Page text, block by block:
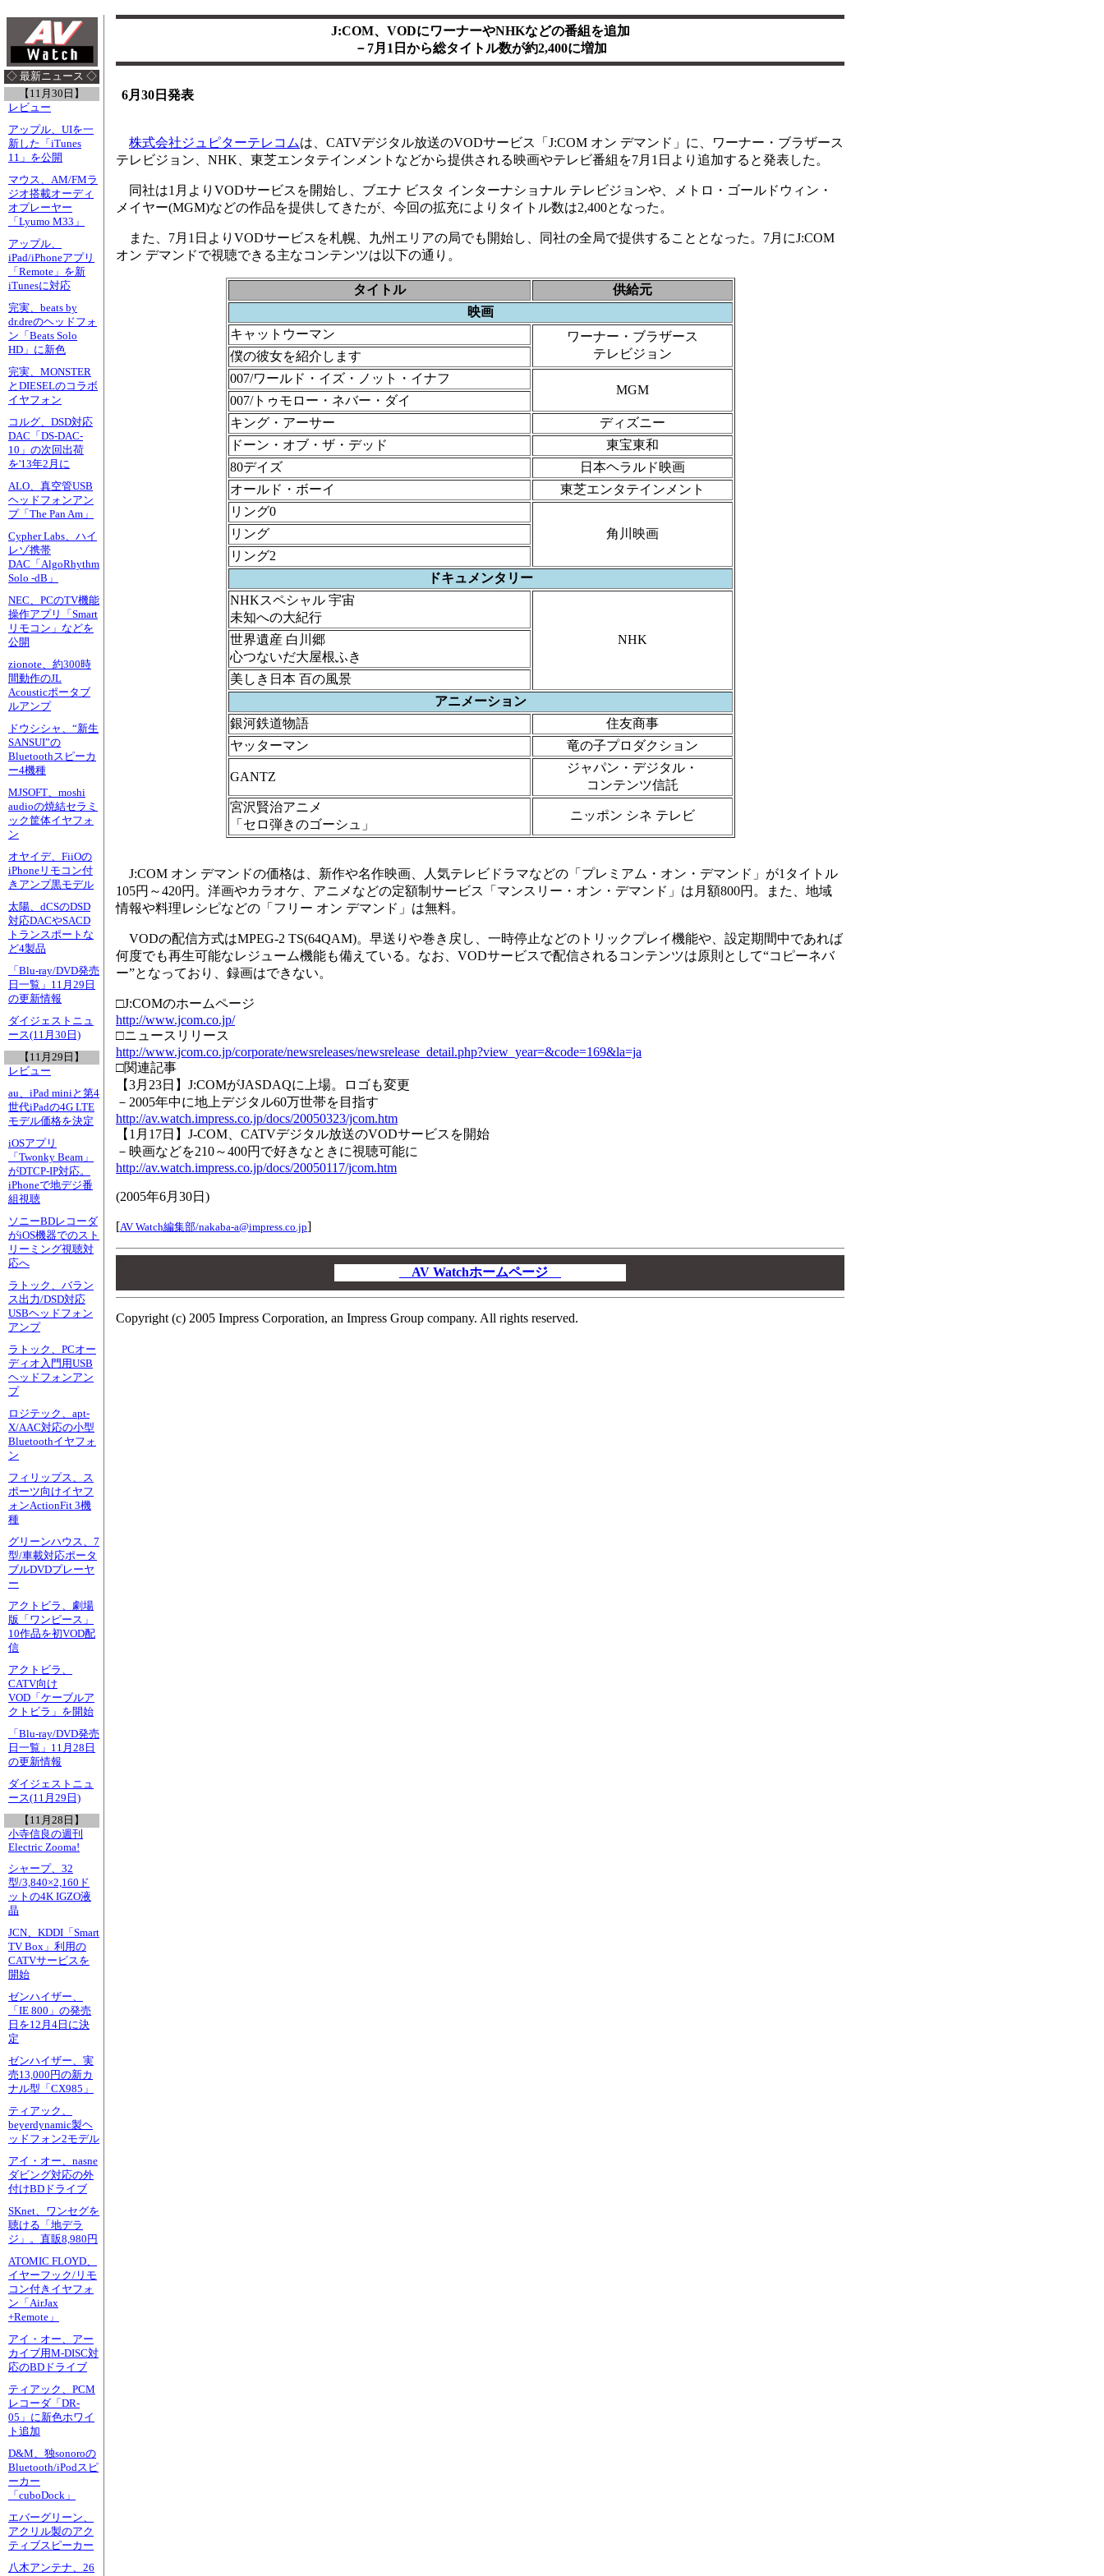
◇ 最新ニュース ◇
【11月30日】
レビュー
アップル、UIを一
新した「iTunes
11」を公開
マウス、AM/FMラ
ジオ搭載オーディ
オプレーヤー
「Lyumo M33」
アップル、
iPad/iPhoneアプリ
「Remote」を新
iTunesに対応
完実、beats by
dr.dreのヘッドフォ
ン「Beats Solo
HD」に新色
完実、MONSTER
とDIESELのコラボ
イヤフォン
コルグ、DSD対応
DAC「DS-DAC-
10」の次回出荷
を'13年2月に
ALO、真空管USB
ヘッドフォンアン
プ「The Pan Am」
Cypher Labs、ハイ
レゾ携帯
DAC「AlgoRhythm
Solo -dB」
NEC、PCのTV機能
操作アプリ「Smart
リモコン」などを
公開
zionote、約300時
間動作のJL
Acousticポータブ
ルアンプ
ドウシシャ、“新生
SANSUI”の
Bluetoothスピーカ
ー4機種
MJSOFT、moshi
audioの焼結セラミ
ック筐体イヤフォ
ン
オヤイデ、FiiOの
iPhoneリモコン付
きアンプ黒モデル
太陽、dCSのDSD
対応DACやSACD
トランスポートな
ど4製品
「Blu-ray/DVD発売
日一覧」11月29日
の更新情報
ダイジェストニュ
ース(11月30日)
【11月29日】
レビュー
au、iPad miniと第4
世代iPadの4G LTE
モデル価格を決定
iOSアプリ
「Twonky Beam」
がDTCP-IP対応。
iPhoneで地デジ番
組視聴
ソニーBDレコーダ
がiOS機器でのスト
リーミング視聴対
応へ
ラトック、バラン
ス出力/DSD対応
USBヘッドフォン
アンプ
ラトック、PCオー
ディオ入門用USB
ヘッドフォンアン
プ
ロジテック、apt-
X/AAC対応の小型
Bluetoothイヤフォ
ン
フィリップス、ス
ポーツ向けイヤフ
ォンActionFit 3機
種
グリーンハウス、7
型/車載対応ポータ
ブルDVDプレーヤ
ー
アクトビラ、劇場
版「ワンピース」
10作品を初VOD配
信
アクトビラ、
CATV向け
VOD「ケーブルア
クトビラ」を開始
「Blu-ray/DVD発売
日一覧」11月28日
の更新情報
ダイジェストニュ
ース(11月29日)
【11月28日】
小寺信良の週刊
Electric Zooma!
シャープ、32
型/3,840×2,160ド
ットの4K IGZO液
晶
JCN、KDDI「Smart
TV Box」利用の
CATVサービスを
開始
ゼンハイザー、
「IE 800」の発売
日を12月4日に決
定
ゼンハイザー、実
売13,000円の新カ
ナル型「CX985」
ティアック、
beyerdynamic製ヘ
ッドフォン2モデル
アイ・オー、nasne
ダビング対応の外
付けBDドライブ
SKnet、ワンセグを
聴ける「地デラ
ジ」。直販8,980円
ATOMIC FLOYD、
イヤーフック/リモ
コン付きイヤフォ
ン「AirJax
+Remote」
アイ・オー、アー
カイブ用M-DISC対
応のBDドライブ
ティアック、PCM
レコーダ「DR-
05」に新色ホワイ
ト追加
D&M、独sonoroの
Bluetooth/iPodスピ
ーカー
「cuboDock」
エバーグリーン、
アクリル製のアク
ティブスピーカー
八木アンテナ、26
J:COM、VODにワーナーやNHKなどの番組を追加
－7月1日から総タイトル数が約2,400に増加
6月30日発表
株式会社ジュピターテレコムは、CATVデジタル放送のVODサービス「J:COM オン デマンド」に、ワーナー・ブラザース
テレビジョン、NHK、東芝エンタテインメントなどから提供される映画やテレビ番組を7月1日より追加すると発表した。
同社は1月よりVODサービスを開始し、ブエナ ビスタ インターナショナル テレビジョンや、メトロ・ゴールドウィン・
メイヤー(MGM)などの作品を提供してきたが、今回の拡充によりタイトル数は2,400となった。
また、7月1日よりVODサービスを札幌、九州エリアの局でも開始し、同社の全局で提供することとなった。7月にJ:COM
オン デマンドで視聴できる主なコンテンツは以下の通り。
タイトル
供給元
映画
キャットウーマン
ワーナー・ブラザース
テレビジョン
僕の彼女を紹介します
007/ワールド・イズ・ノット・イナフ
MGM
007/トゥモロー・ネバー・ダイ
キング・アーサー
ディズニー
ドーン・オブ・ザ・デッド
東宝東和
80デイズ
日本ヘラルド映画
オールド・ボーイ
東芝エンタテインメント
リング0
角川映画
リング
リング2
ドキュメンタリー
NHKスペシャル 宇宙
未知への大紀行
NHK
世界遺産 白川郷
心つないだ大屋根ふき
美しき日本 百の風景
アニメーション
銀河鉄道物語
住友商事
ヤッターマン
竜の子プロダクション
GANTZ
ジャパン・デジタル・
コンテンツ信託
宮沢賢治アニメ
「セロ弾きのゴーシュ」
ニッポン シネ テレビ
J:COM オン デマンドの価格は、新作や名作映画、人気テレビドラマなどの「プレミアム・オン・デマンド」が1タイトル
105円～420円。洋画やカラオケ、アニメなどの定額制サービス「マンスリー・オン・デマンド」は月額800円。また、地域
情報や料理レシピなどの「フリー オン デマンド」は無料。
VODの配信方式はMPEG-2 TS(64QAM)。早送りや巻き戻し、一時停止などのトリックプレイ機能や、設定期間中であれば
何度でも再生可能なレジューム機能も備えている。なお、VODサービスで配信されるコンテンツは原則として“コピーネバ
ー”となっており、録画はできない。
□J:COMのホームページ
http://www.jcom.co.jp/
□ニュースリリース
http://www.jcom.co.jp/corporate/newsreleases/newsrelease_detail.php?view_year=&code=169&la=ja
□関連記事
【3月23日】J:COMがJASDAQに上場。ロゴも変更
－2005年中に地上デジタル60万世帯を目指す
http://av.watch.impress.co.jp/docs/20050323/jcom.htm
【1月17日】J-COM、CATVデジタル放送のVODサービスを開始
－映画などを210～400円で好きなときに視聴可能に
http://av.watch.impress.co.jp/docs/20050117/jcom.htm
(2005年6月30日 )
[AV Watch編集部/nakaba-a@impress.co.jp]
AV Watchホームページ
Copyright (c) 2005 Impress Corporation, an Impress Group company. All rights reserved.